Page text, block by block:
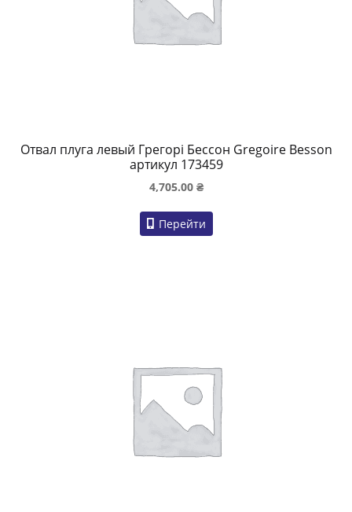
Отвал плуга левый Грегорі Бессон Gregoire Besson
артикул 173459
4,705.00 ₴
Перейти